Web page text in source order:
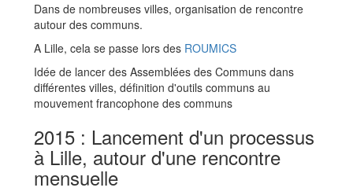
Dans de nombreuses villes, organisation de rencontre
autour des communs.
A Lille, cela se passe lors des ROUMICS
Idée de lancer des Assemblées des Communs dans
différentes villes, définition d'outils communs au
mouvement francophone des communs
2015 : Lancement d'un processus
à Lille, autour d'une rencontre
mensuelle